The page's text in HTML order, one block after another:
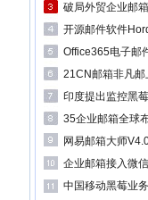
破局外贸企业邮
开源邮件软件
Office365电子邮
21CN邮箱非凡邮
印度提出监控黑
35企业邮箱全球
网易邮箱大师
企业邮箱接入微
中国移动黑莓业